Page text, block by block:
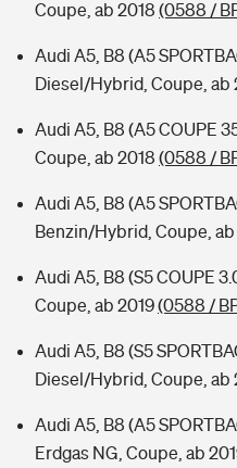
Coupe, ab 2018 (0588 /
Audi A5, B8 (A5
Diesel/Hybrid, Coupe, ab
Audi A5, B8 (A5 COUPE
Coupe, ab 2018 (0588 /
Audi A5, B8 (A5
Benzin/Hybrid, Coupe, ab
Audi A5, B8 (S5 COUPE
Coupe, ab 2019(0588 /
Audi A5, B8 (S5
Diesel/Hybrid, Coupe, ab
Audi A5, B8 (A5
Erdgas NG, Coupe, ab